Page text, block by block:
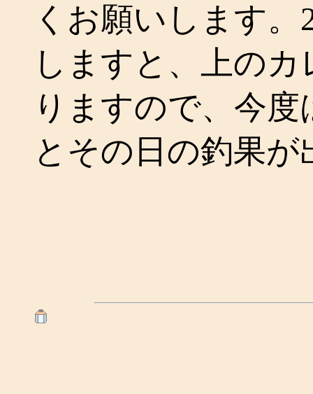
くお願いします
しますと、上の
りますので、今
とその日の釣果